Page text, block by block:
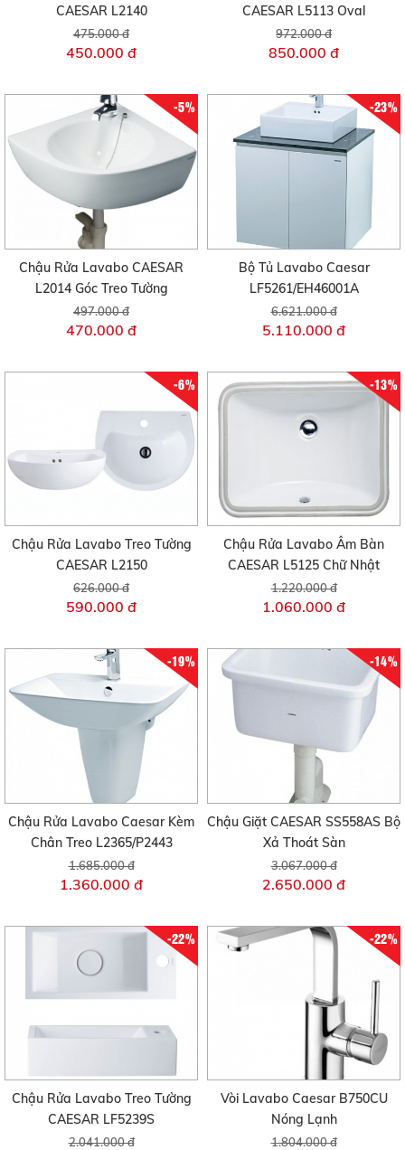
CAESAR L2140
475.000 đ
450.000 đ
CAESAR L5113 Oval
972.000 đ
850.000 đ
-5%
Chậu Rửa Lavabo CAESAR
L2014 Góc Treo Tường
497.000 đ
470.000 đ
-23%
Bộ Tủ Lavabo Caesar
LF5261/EH46001A
6.621.000 đ
5.110.000 đ
-6%
Chậu Rửa Lavabo Treo Tường
CAESAR L2150
626.000 đ
590.000 đ
-13%
Chậu Rửa Lavabo Âm Bàn
CAESAR L5125 Chữ Nhật
1.220.000 đ
1.060.000 đ
-19%
Chậu Rửa Lavabo Caesar Kèm
Chân Treo L2365/P2443
1.685.000 đ
1.360.000 đ
-14%
Chậu Giặt CAESAR SS558AS Bộ
Xả Thoát Sàn
3.067.000 đ
2.650.000 đ
-22%
Chậu Rửa Lavabo Treo Tường
CAESAR LF5239S
2.041.000 đ
-22%
Vòi Lavabo Caesar B750CU
Nóng Lạnh
1.804.000 đ